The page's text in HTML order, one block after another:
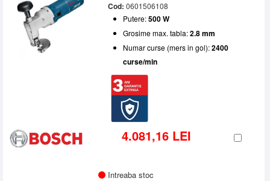
Cod: 0601506108
Putere:500 W
Grosime max. tabla:2.8 mm
Numar curse (mers in gol):2400
curse/min
4.081,16 LEI
Intreaba stoc